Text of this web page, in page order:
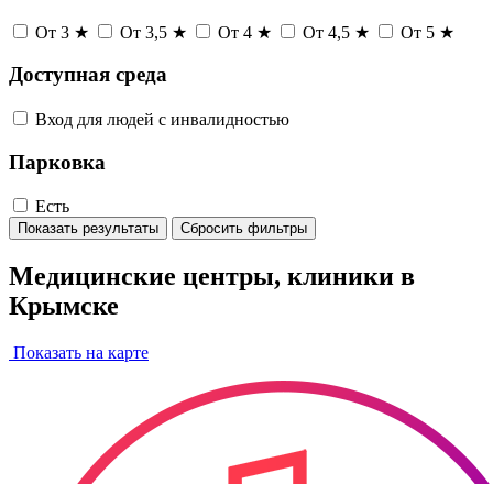
От 3 ★ От 3,5 ★ От 4 ★ От 4,5 ★ От 5 ★
Доступная среда
Вход для людей с инвалидностью
Парковка
Есть
Показать результаты Сбросить фильтры
Медицинские центры, клиники в
Крымске
Показать на карте